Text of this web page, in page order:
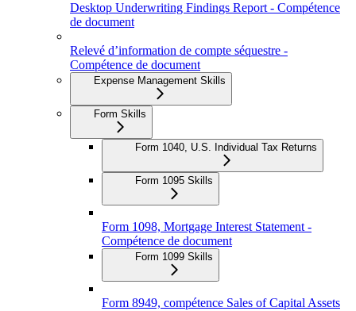
Desktop Underwriting Findings Report - Compétence
de document
Relevé d’information de compte séquestre -
Compétence de document
Expense Management Skills
Form Skills
Form 1040, U.S. Individual Tax Returns
Form 1095 Skills
Form 1098, Mortgage Interest Statement -
Compétence de document
Form 1099 Skills
Form 8949, compétence Sales of Capital Assets